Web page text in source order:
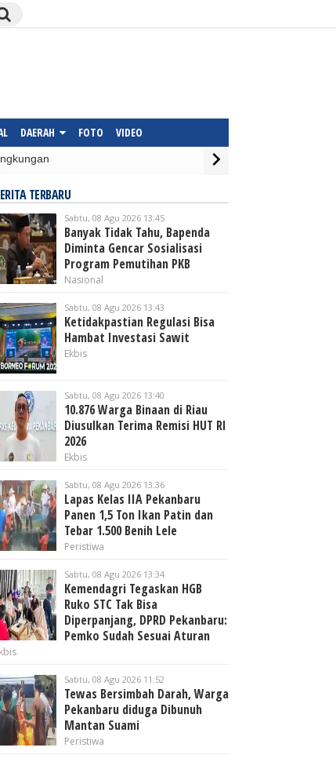
DAERAH FOTO VIDEO
TERBARU
Sabtu, 08 Agu 2026 13:45
Banyak Tidak Tahu, Bapenda
Diminta Gencar Sosialisasi
Program Pemutihan PKB
Nasional
Sabtu, 08 Agu 2026 13:43
Ketidakpastian Regulasi Bisa
Hambat Investasi Sawit
Ekbis
Sabtu, 08 Agu 2026 13:40
10.876 Warga Binaan di Riau
Diusulkan Terima Remisi HUT RI
2026
Ekbis
Sabtu, 08 Agu 2026 13:36
Lapas Kelas IIA Pekanbaru
Panen 1,5 Ton Ikan Patin dan
Tebar 1.500 Benih Lele
Peristiwa
Sabtu, 08 Agu 2026 13:34
Kemendagri Tegaskan HGB
Ruko STC Tak Bisa
Diperpanjang, DPRD Pekanbaru:
Pemko Sudah Sesuai Aturan
Sabtu, 08 Agu 2026 11:52
Tewas Bersimbah Darah, Warga
Pekanbaru diduga Dibunuh
Mantan Suami
Peristiwa